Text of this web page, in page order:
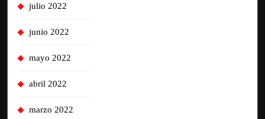
julio 2022
junio 2022
mayo 2022
abril 2022
marzo 2022